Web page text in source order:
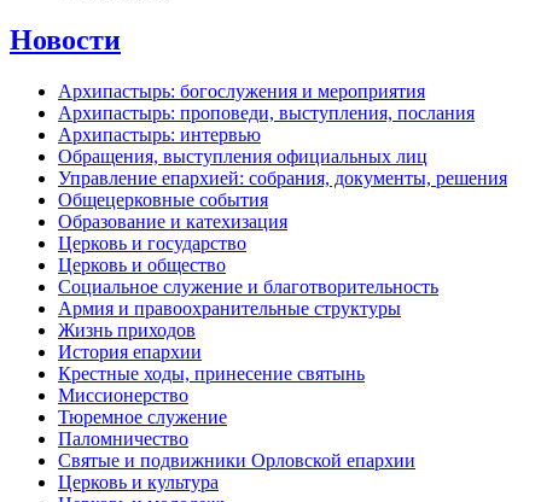
Новости
Архипастырь: богослужения и мероприятия
Архипастырь: проповеди, выступления, послания
Архипастырь: интервью
Обращения, выступления официальных лиц
Управление епархией: собрания, документы, решения
Общецерковные события
Образование и катехизация
Церковь и государство
Церковь и общество
Социальное служение и благотворительность
Армия и правоохранительные структуры
Жизнь приходов
История епархии
Крестные ходы, принесение святынь
Миссионерство
Тюремное служение
Паломничество
Святые и подвижники Орловской епархии
Церковь и культура